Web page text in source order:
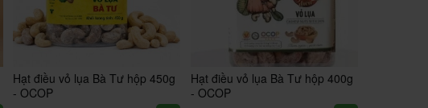
Hạt điều vỏ lụa Bà Tư hộp 450g
- OCOP
Hạt điều vỏ lụa Bà Tư hộp 400g
- OCOP